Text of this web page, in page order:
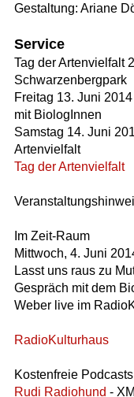
Gestaltung: Ariane
Service
Tag der Artenvielfalt
Schwarzenbergpark
Freitag 13. Juni
mit BiologInnen
Samstag 14. Juni
Artenvielfalt
Tag der Artenvielfalt
Im Zeit-Raum
Mittwoch, 4. Juni
Lasst uns raus zu
Gespräch mit dem
Weber live im
RadioKulturhaus
Kostenfreie
Rudi Radiohund -